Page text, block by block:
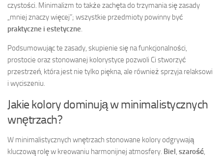
czystości. Minimalizm to także zachęta do trzymania się zasady
„mniej znaczy więcej”; wszystkie przedmioty powinny być
praktyczne i estetyczne.
Podsumowując te zasady, skupienie się na funkcjonalności,
prostocie oraz stonowanej kolorystyce pozwoli Ci stworzyć
przestrzeń, która jest nie tylko piękna, ale również sprzyja relaksowi
i wyciszeniu.
Jakie kolory dominują w minimalistycznych
wnętrzach?
W minimalistycznych wnętrzach stonowane kolory odgrywają
kluczową rolę w kreowaniu harmonijnej atmosfery. Biel, szarość,